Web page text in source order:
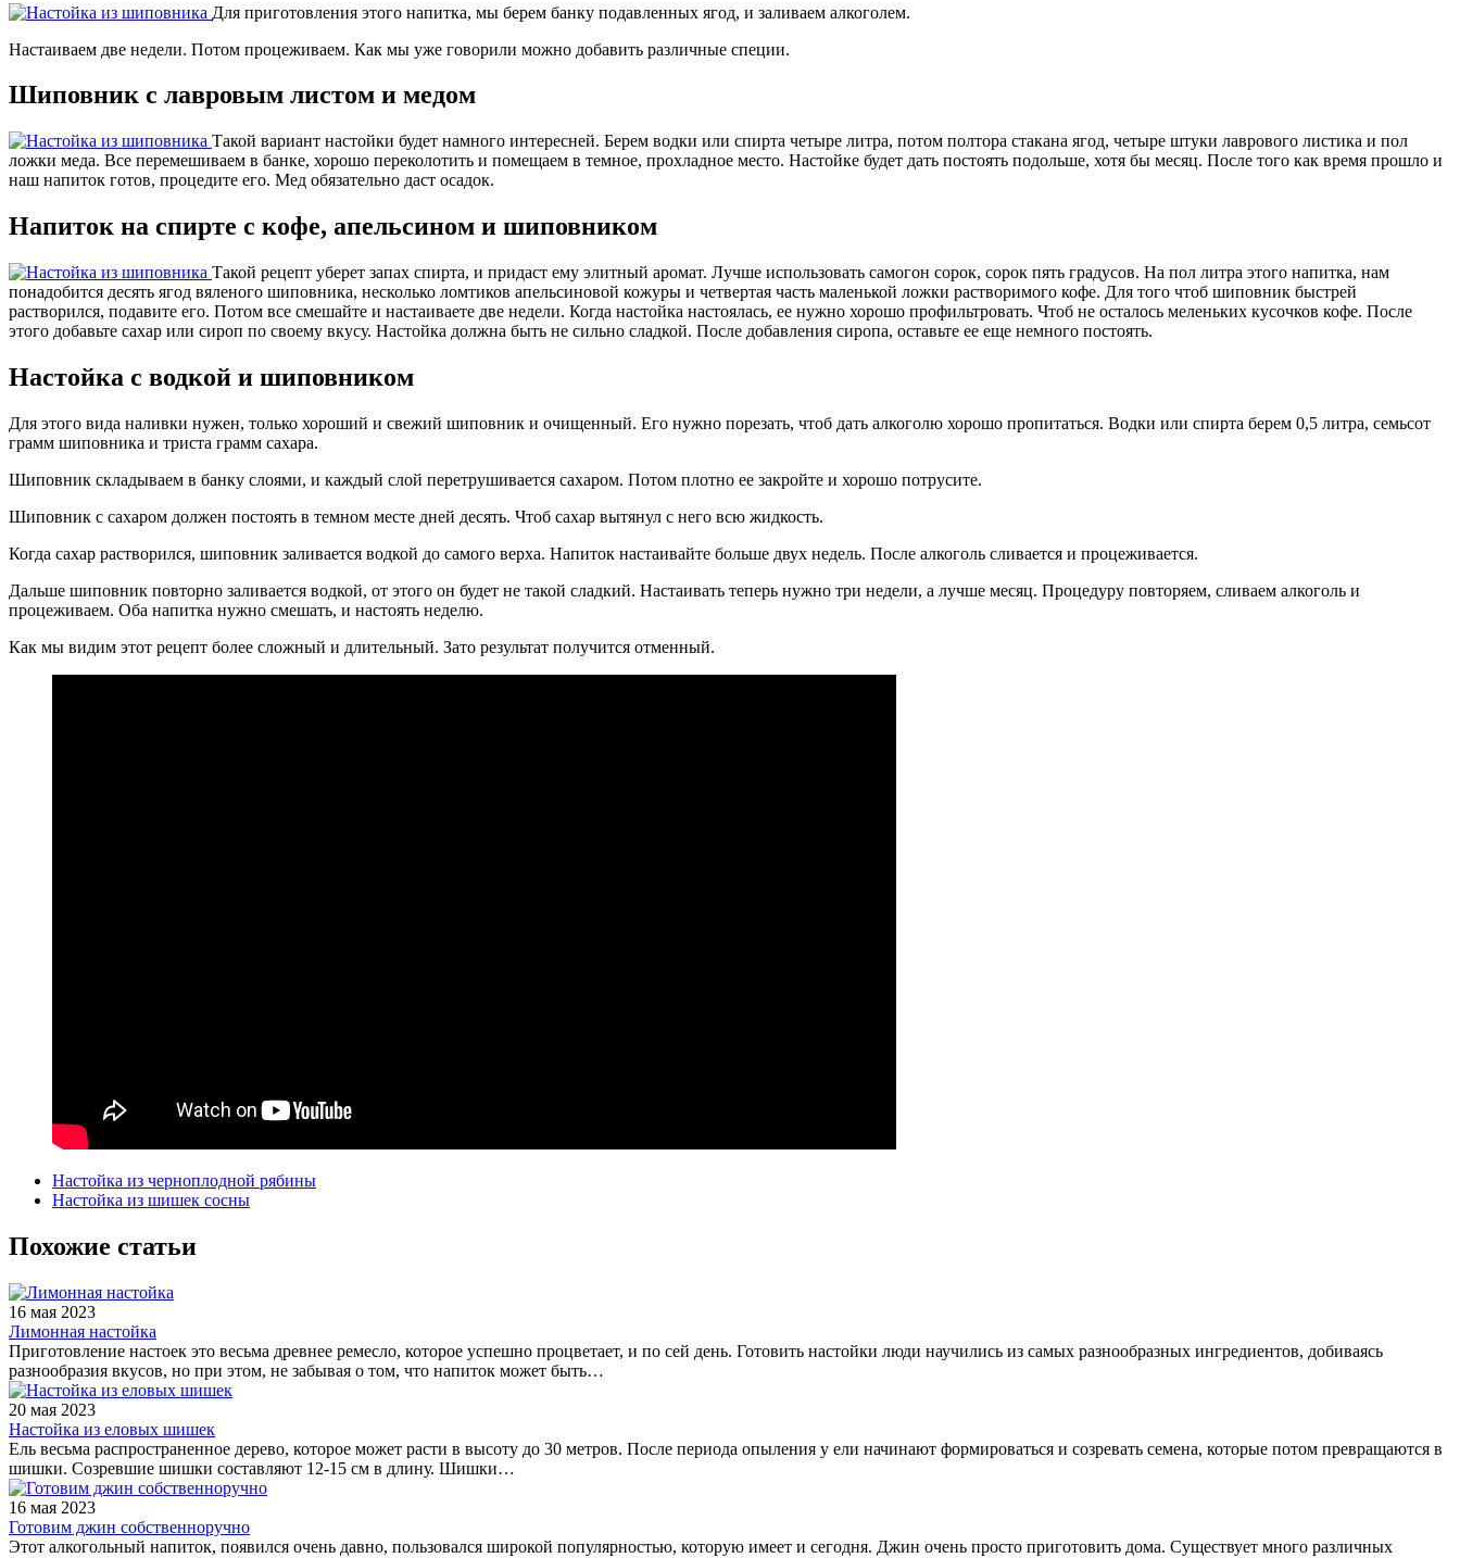
Для приготовления этого напитка, мы берем банку подавленных ягод, и заливаем алкоголем.
Настаиваем две недели. Потом процеживаем. Как мы уже говорили можно добавить различные специи.
Шиповник с лавровым листом и медом
Такой вариант настойки будет намного интересней. Берем водки или спирта четыре литра, потом полтора стакана ягод, четыре штуки лаврового листика и пол
ложки меда. Все перемешиваем в банке, хорошо переколотить и помещаем в темное, прохладное место. Настойке будет дать постоять подольше, хотя бы месяц. После того как время прошло и
наш напиток готов, процедите его. Мед обязательно даст осадок.
Напиток на спирте с кофе, апельсином и шиповником
Такой рецепт уберет запах спирта, и придаст ему элитный аромат. Лучше использовать самогон сорок, сорок пять градусов. На пол литра этого напитка, нам
понадобится десять ягод вяленого шиповника, несколько ломтиков апельсиновой кожуры и четвертая часть маленькой ложки растворимого кофе. Для того чтоб шиповник быстрей
растворился, подавите его. Потом все смешайте и настаиваете две недели. Когда настойка настоялась, ее нужно хорошо профильтровать. Чтоб не осталось меленьких кусочков кофе. После
этого добавьте сахар или сироп по своему вкусу. Настойка должна быть не сильно сладкой. После добавления сиропа, оставьте ее еще немного постоять.
Настойка с водкой и шиповником
Для этого вида наливки нужен, только хороший и свежий шиповник и очищенный. Его нужно порезать, чтоб дать алкоголю хорошо пропитаться. Водки или спирта берем 0,5 литра, семьсот
грамм шиповника и триста грамм сахара.
Шиповник складываем в банку слоями, и каждый слой перетрушивается сахаром. Потом плотно ее закройте и хорошо потрусите.
Шиповник с сахаром должен постоять в темном месте дней десять. Чтоб сахар вытянул с него всю жидкость.
Когда сахар растворился, шиповник заливается водкой до самого верха. Напиток настаивайте больше двух недель. После алкоголь сливается и процеживается.
Дальше шиповник повторно заливается водкой, от этого он будет не такой сладкий. Настаивать теперь нужно три недели, а лучше месяц. Процедуру повторяем, сливаем алкоголь и
процеживаем. Оба напитка нужно смешать, и настоять неделю.
Как мы видим этот рецепт более сложный и длительный. Зато результат получится отменный.
Настойка из черноплодной рябины
Настойка из шишек сосны
Похожие статьи
16 мая 2023
Лимонная настойка
Приготовление настоек это весьма древнее ремесло, которое успешно процветает, и по сей день. Готовить настойки люди научились из самых разнообразных ингредиентов, добиваясь
разнообразия вкусов, но при этом, не забывая о том, что напиток может быть…
20 мая 2023
Настойка из еловых шишек
Ель весьма распространенное дерево, которое может расти в высоту до 30 метров. После периода опыления у ели начинают формироваться и созревать семена, которые потом превращаются в
шишки. Созревшие шишки составляют 12-15 см в длину. Шишки…
16 мая 2023
Готовим джин собственноручно
Этот алкогольный напиток, появился очень давно, пользовался широкой популярностью, которую имеет и сегодня. Джин очень просто приготовить дома. Существует много различных